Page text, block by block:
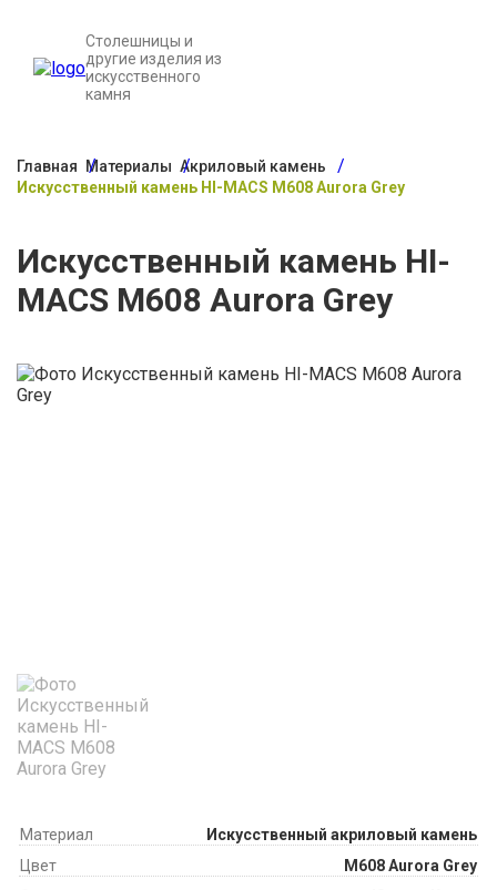
Столешницы и
другие изделия из
искусственного
камня
Главная Материалы Акриловый камень
Искусственный камень HI-MACS M608 Aurora Grey
Искусственный камень HI-
MACS M608 Aurora Grey
Материал
Искусственный акриловый камень
Цвет
M608 Aurora Grey